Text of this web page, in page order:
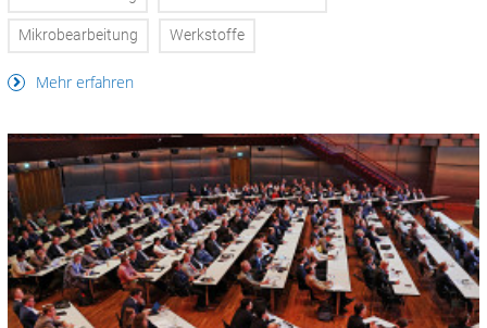
Mikrobearbeitung Werkstoffe
Mehr erfahren